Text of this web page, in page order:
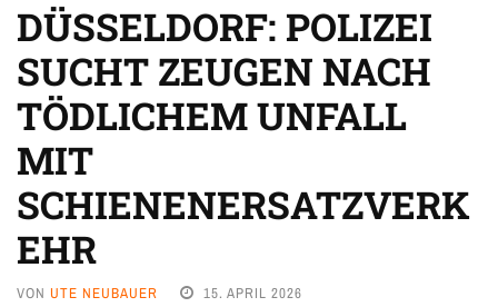
DÜSSELDORF: POLIZEI
SUCHT ZEUGEN NACH
TÖDLICHEM UNFALL
MIT
SCHIENENERSATZVERK
EHR
VON UTE NEUBAUER 15. APRIL 2026